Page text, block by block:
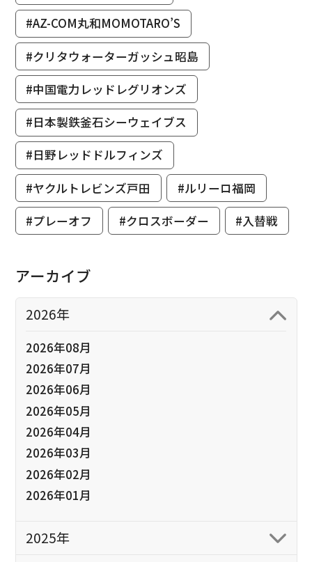
#AZ-COM丸和MOMOTARO’S
#クリタウォーターガッシュ昭島
#中国電力レッドレグリオンズ
#日本製鉄釜石シーウェイブス
#日野レッドドルフィンズ
#ヤクルトレビンズ戸田
#ルリーロ福岡
#プレーオフ
#クロスボーダー #入替戦
アーカイブ
2026年
2026年08月
2026年07月
2026年06月
2026年05月
2026年04月
2026年03月
2026年02月
2026年01月
2025年